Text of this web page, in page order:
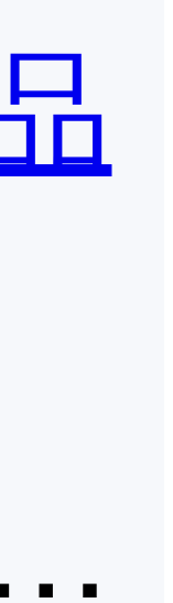
季度口碑产品